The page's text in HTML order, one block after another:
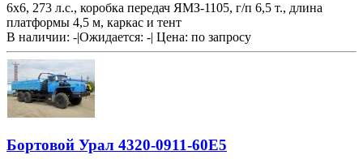
6х6, 273 л.с., коробка передач ЯМЗ-1105, г/п 6,5 т., длина
платформы 4,5 м, каркас и тент
В наличии: -|Ожидается: -| Цена: по запросу
Бортовой Урал 4320-0911-60Е5